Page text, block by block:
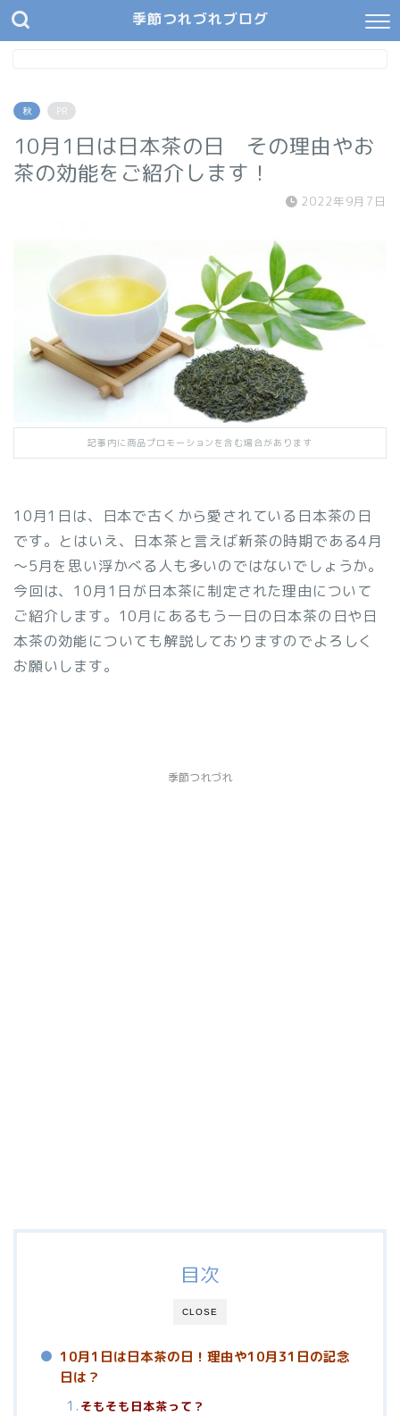
季節つれづれブログ
秋 PR
10月1日は日本茶の日 その理由やお
茶の効能をご紹介します！
2022年9月7日
記事内に商品プロモーションを含む場合があります
10月1日は、日本で古くから愛されている日本茶の日
です。とはいえ、日本茶と言えば新茶の時期である4月
～5月を思い浮かべる人も多いのではないでしょうか。
今回は、10月1日が日本茶に制定された理由について
ご紹介します。10月にあるもう一日の日本茶の日や日
本茶の効能についても解説しておりますのでよろしく
お願いします。
季節つれづれ
CLOSE
目次
10月1日は日本茶の日！理由や10月31日の記念
日は？
そもそも日本茶って？